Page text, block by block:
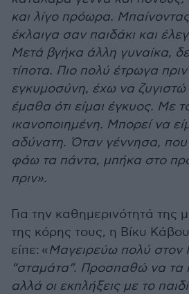
και λίγο πρόωρα.
έκλαιγα σαν παιδάκι και
Μετά βγήκα άλλη γυναίκα,
τίποτα. Πιο πολύ έτρωγα πριν
εγκυμοσύνη, έχω να
έμαθα ότι είμαι έγκυος. Με
ικανοποιημένη. Μπορεί να
αδύνατη. Όταν γέννησα,
φάω τα πάντα, μπήκα στο
πριν».
Για την καθημερινότητά της
της κόρης τους, η Βίκυ
είπε: «Μαγειρεύω πολύ στον
“σταμάτα”. Προσπαθώ να
αλλά οι εκπλήξεις με το παιδί